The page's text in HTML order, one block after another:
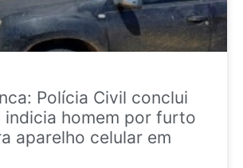
Polícia Civil conclui
indicia homem por furto
aparelho celular em